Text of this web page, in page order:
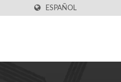
ESPAÑOL